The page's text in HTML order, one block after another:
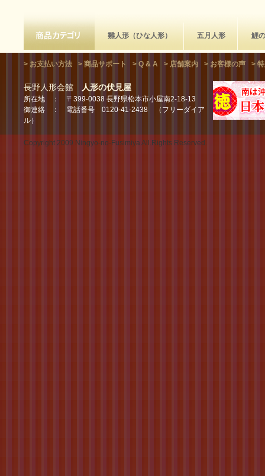
雛人形（ひな人形） 五月人形 鯉
> お支払い方法 > 商品サポート > Q & A > 店舗案内 > お客様の声 >
長野人形会館 人形の伏見屋
所在地 ： 〒399-0038 長野県松本市小屋南2-18-13
御連絡 ： 電話番号 0120-41-2438 （フリーダイア
ル）
Copyright 2009 Ningyo-no-Fusimiya All.Rights Reserved.